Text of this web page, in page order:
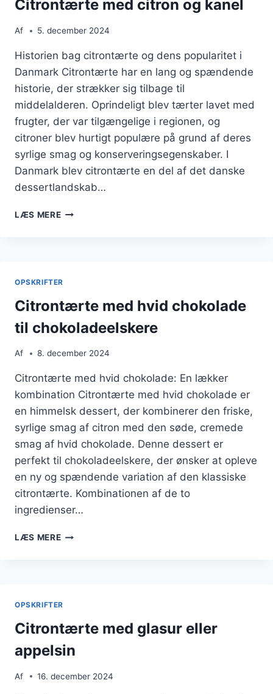
Citrontærte med citron og kanel
Af 5. december 2024
Historien bag citrontærte og dens popularitet i
Danmark Citrontærte har en lang og spændende
historie, der strækker sig tilbage til
middelalderen. Oprindeligt blev tærter lavet med
frugter, der var tilgængelige i regionen, og
citroner blev hurtigt populære på grund af deres
syrlige smag og konserveringsegenskaber. I
Danmark blev citrontærte en del af det danske
dessertlandskab…
LÆS MERECITRONTÆRTE
OPSKRIFTER
Citrontærte med hvid chokolade
til chokoladeelskere
Af 8. december 2024
Citrontærte med hvid chokolade: En lækker
kombination Citrontærte med hvid chokolade er
en himmelsk dessert, der kombinerer den friske,
syrlige smag af citron med den søde, cremede
smag af hvid chokolade. Denne dessert er
perfekt til chokoladeelskere, der ønsker at opleve
en ny og spændende variation af den klassiske
citrontærte. Kombinationen af de to
ingredienser…
LÆS MERECITRONTÆRTE
OPSKRIFTER
Citrontærte med glasur eller
appelsin
Af 16. december 2024